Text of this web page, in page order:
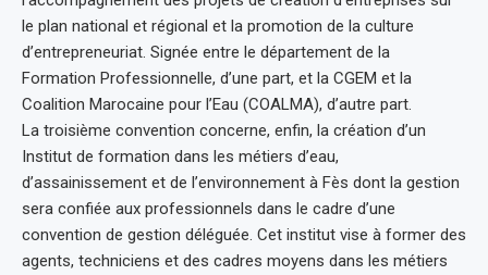
le plan national et régional et la promotion de la culture
d’entrepreneuriat. Signée entre le département de la
Formation Professionnelle, d’une part, et la CGEM et la
Coalition Marocaine pour l’Eau (COALMA), d’autre part.
La troisième convention concerne, enfin, la création d’un
Institut de formation dans les métiers d’eau,
d’assainissement et de l’environnement à Fès dont la gestion
sera confiée aux professionnels dans le cadre d’une
convention de gestion déléguée. Cet institut vise à former des
agents, techniciens et des cadres moyens dans les métiers